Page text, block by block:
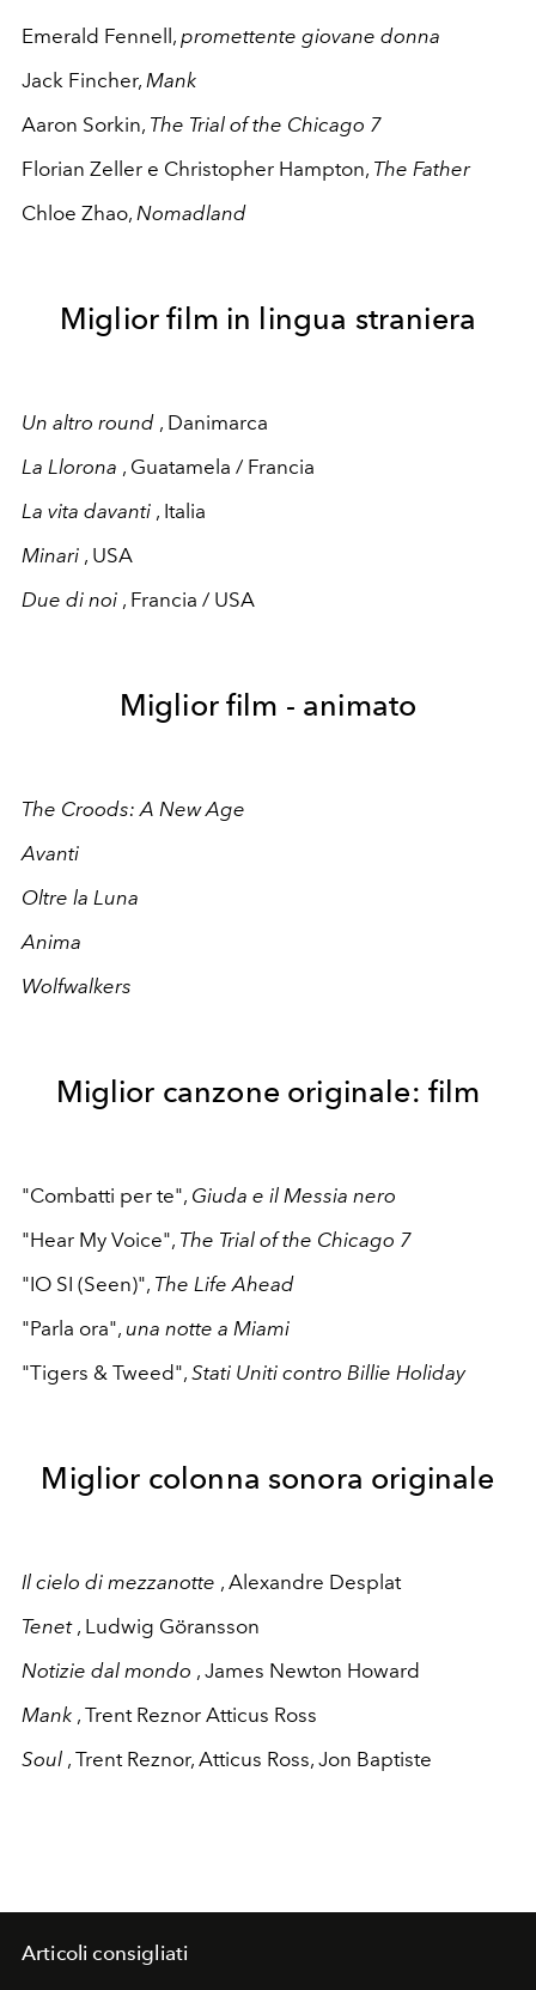
Emerald Fennell, promettente giovane donna
Jack Fincher, Mank
Aaron Sorkin, The Trial of the Chicago 7
Florian Zeller e Christopher Hampton, The Father
Chloe Zhao, Nomadland
Miglior film in lingua straniera
Un altro round , Danimarca
La Llorona , Guatamela / Francia
La vita davanti , Italia
Minari , USA
Due di noi , Francia / USA
Miglior film - animato
The Croods: A New Age
Avanti
Oltre la Luna
Anima
Wolfwalkers
Miglior canzone originale: film
"Combatti per te", Giuda e il Messia nero
"Hear My Voice", The Trial of the Chicago 7
"IO SI (Seen)", The Life Ahead
"Parla ora", una notte a Miami
"Tigers & Tweed", Stati Uniti contro Billie Holiday
Miglior colonna sonora originale
Il cielo di mezzanotte , Alexandre Desplat
Tenet, Ludwig Göransson
Notizie dal mondo , James Newton Howard
Mank , Trent Reznor Atticus Ross
Soul , Trent Reznor, Atticus Ross, Jon Baptiste
Articoli consigliati